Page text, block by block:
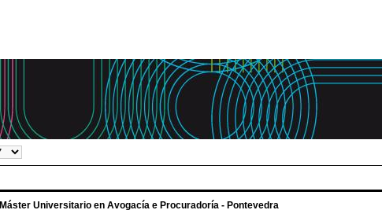
Máster Universitario en Avogacía e Procuradoría - Pontevedra